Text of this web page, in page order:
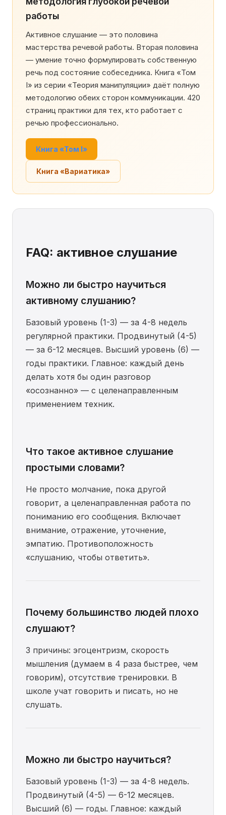
работы
Активное слушание — это половина
мастерства речевой работы. Вторая половина
— умение точно формулировать собственную
речь под состояние собеседника. Книга «Том
I» из серии «Теория манипуляции» даёт полную
методологию обеих сторон коммуникации. 420
страниц практики для тех, кто работает с
речью профессионально.
Книга «Том I»
Книга «Вариатика»
FAQ: активное слушание
Можно ли быстро научиться
активному слушанию?
Базовый уровень (1-3) — за 4-8 недель
регулярной практики. Продвинутый (4-5)
— за 6-12 месяцев. Высший уровень (6) —
годы практики. Главное: каждый день
делать хотя бы один разговор
«осознанно» — с целенаправленным
применением техник.
Что такое активное слушание
простыми словами?
Не просто молчание, пока другой
говорит, а целенаправленная работа по
пониманию его сообщения. Включает
внимание, отражение, уточнение,
эмпатию. Противоположность
«слушанию, чтобы ответить».
Почему большинство людей плохо
слушают?
3 причины: эгоцентризм, скорость
мышления (думаем в 4 раза быстрее, чем
говорим), отсутствие тренировки. В
школе учат говорить и писать, но не
слушать.
Можно ли быстро научиться?
Базовый уровень (1-3) — за 4-8 недель.
Продвинутый (4-5) — 6-12 месяцев.
Высший (6) — годы. Главное: каждый